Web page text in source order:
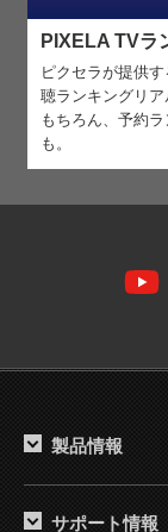
PIXELA TVラ
ピクセラが提供
聴ランキング リ
もちろん、予約
も。
製品情報
サポート情報